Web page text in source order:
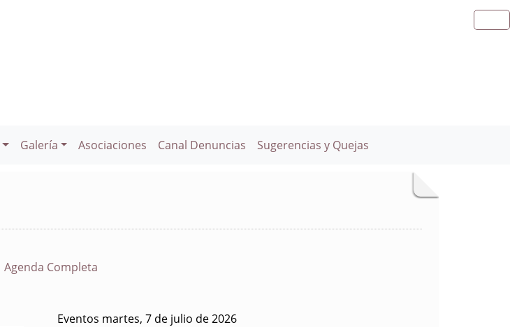
Galería Asociaciones Canal Denuncias Sugerencias y Quejas
Agenda Completa
Eventos martes, 7 de julio de 2026